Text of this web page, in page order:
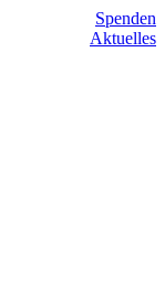
Spenden
Aktuelles